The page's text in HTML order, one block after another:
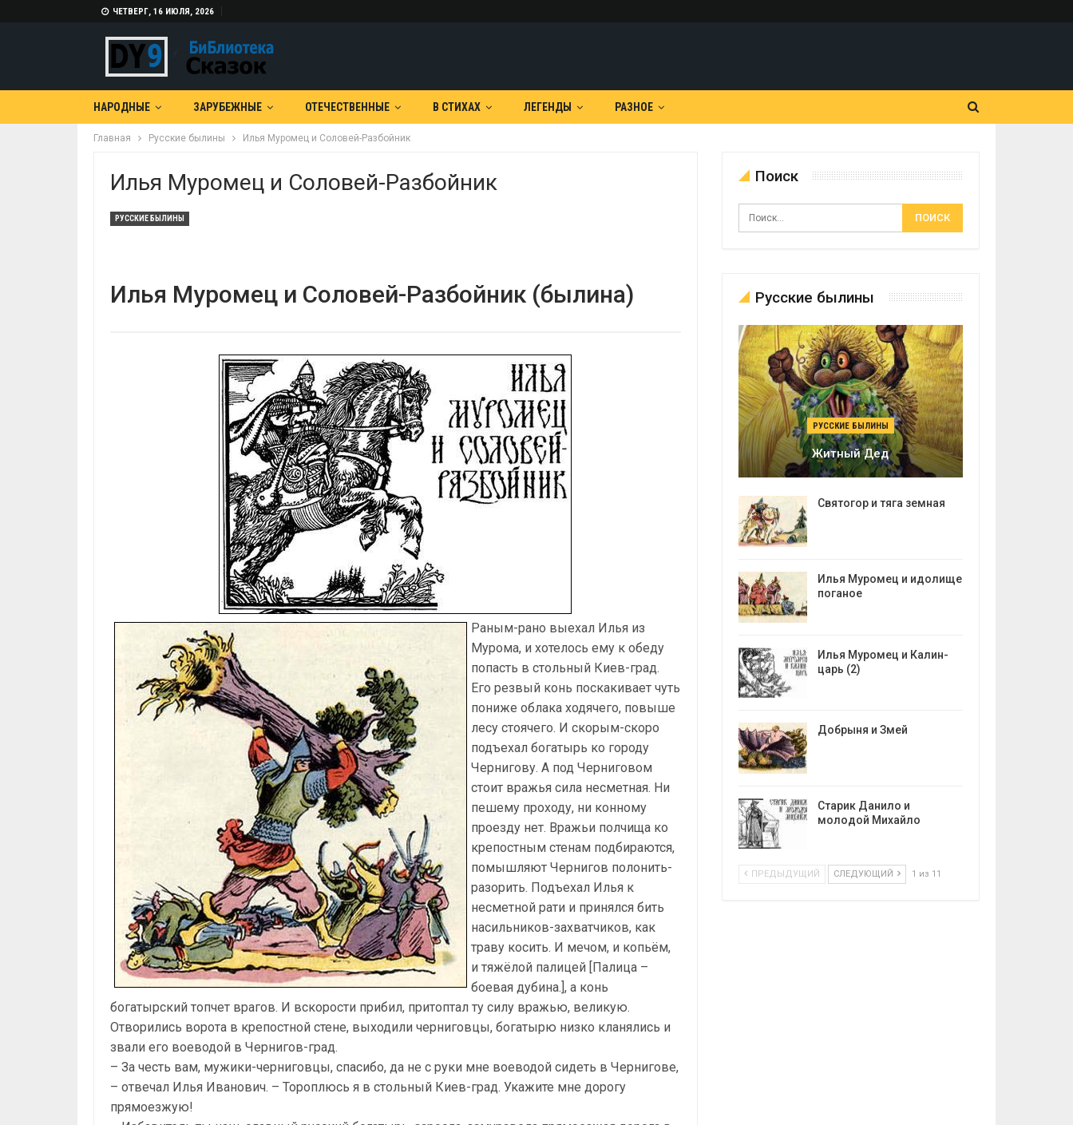
ЧЕТВЕРГ, 16 ИЮЛЯ, 2026
НАРОДНЫЕ ЗАРУБЕЖНЫЕ ОТЕЧЕСТВЕННЫЕ В СТИХАХ ЛЕГЕНДЫ РАЗНОЕ
Главная Русские былины Илья Муромец и Соловей-Разбойник
Илья Муромец и Соловей-Разбойник
РУССКИЕ БЫЛИНЫ
Илья Муромец и Соловей-Разбойник (былина)
Раным-рано выехал Илья из
Мурома, и хотелось ему к обеду
попасть в стольный Киев-град.
Его резвый конь поскакивает чуть
пониже облака ходячего, повыше
лесу стоячего. И скорым-скоро
подъехал богатырь ко городу
Чернигову. А под Черниговом
стоит вражья сила несметная. Ни
пешему проходу, ни конному
проезду нет. Вражьи полчища ко
крепостным стенам подбираются,
помышляют Чернигов полонить-
разорить. Подъехал Илья к
несметной рати и принялся бить
насильников-захватчиков, как
траву косить. И мечом, и копьём,
и тяжёлой палицей [Палица –
боевая дубина.], а конь
богатырский топчет врагов. И вскорости прибил, притоптал ту силу вражью, великую.
Отворились ворота в крепостной стене, выходили черниговцы, богатырю низко кланялись и
звали его воеводой в Чернигов-град.
– За честь вам, мужики-черниговцы, спасибо, да не с руки мне воеводой сидеть в Чернигове,
– отвечал Илья Иванович. – Тороплюсь я в стольный Киев-град. Укажите мне дорогу
прямоезжую!
Поиск
Русские былины
РУССКИЕ БЫЛИНЫ
Житный Дед
Святогор и тяга земная
Илья Муромец и идолище
поганое
Илья Муромец и Калин-
царь (2)
Добрыня и Змей
Старик Данило и
молодой Михайло
ПРЕДЫДУЩИЙ СЛЕДУЮЩИЙ 1 из 11